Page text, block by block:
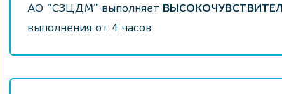
АО "СЗЦДМ" выполняет
выполнения от 4 часов